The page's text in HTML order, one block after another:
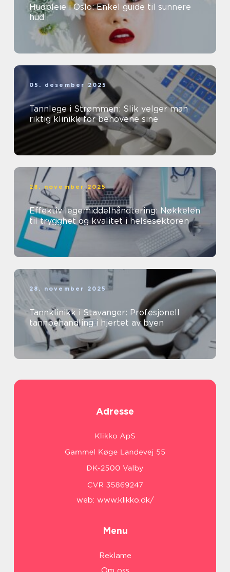
Hudpleie i Oslo: Enkel guide til sunnere
hud
05. desember 2025
Tannlege i Strømmen: Slik velger man
riktig klinikk for behovene sine
28. november 2025
Effektiv legemiddelhåndtering: Nøkkelen
til trygghet og kvalitet i helsesektoren
28. november 2025
Tannklinikk i Stavanger: Profesjonell
tannbehandling i hjertet av byen
Adresse
web: www.klikko.dk/
Menu
Reklame